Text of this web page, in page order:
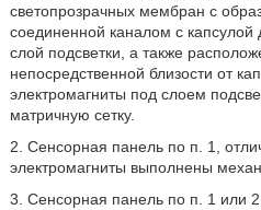
светопрозрачных мембран с
соединенной каналом с капсулой
слой подсветки, а также
непосредственной близости от
электромагниты под слоем
матричную сетку.
2. Сенсорная панель по п. 1,
электромагниты выполнены
3. Сенсорная панель по п. 1 или